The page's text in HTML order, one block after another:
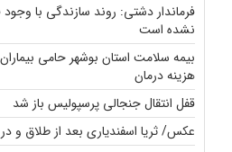
فرماندار دشتی: روند سازندگی با
نشده است
بیمه سلامت استان بوشهر حامی
هزینه‌ درمان
قفل انتقال جنجالی پرسپولیس باز شد
عکس/ ثریا اسفندیاری بعد از طلاق و در